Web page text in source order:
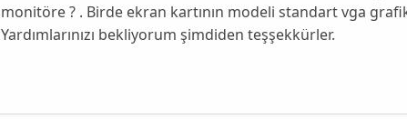
monitöre ? . Birde ekran kartının modeli standart vga
Yardımlarınızı bekliyorum şimdiden teşşekkürler.